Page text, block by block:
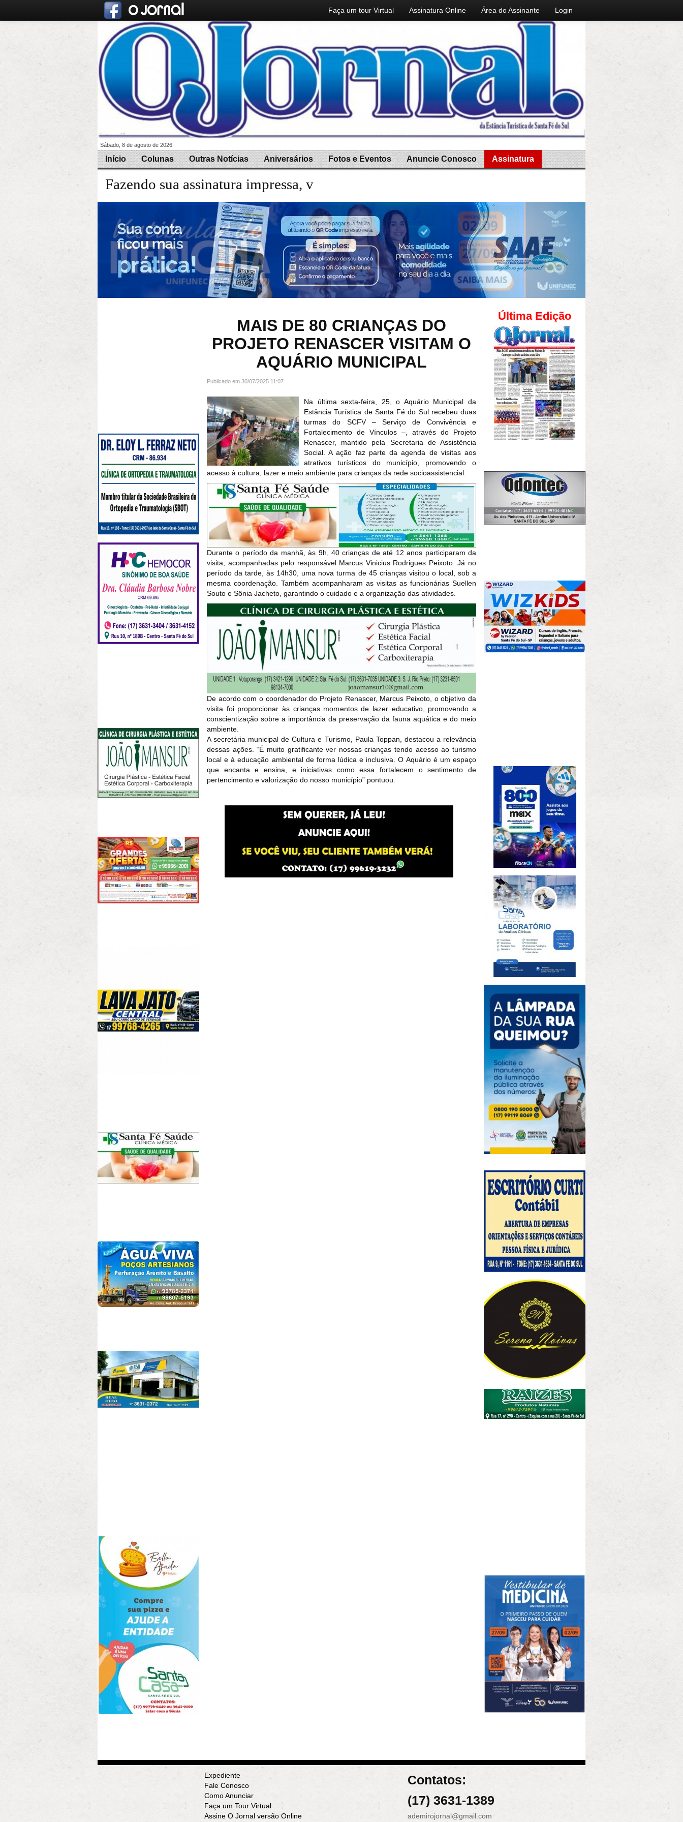
Faça um tour Virtual Assinatura Online Área do Assinante Login
Sábado, 8 de agosto de 2026
Início Colunas Outras Notícias Aniversários Fotos e Eventos Anuncie Conosco Assinatura
Fazendo sua assinatura impressa, você ganha a
MAIS DE 80 CRIANÇAS DO
PROJETO RENASCER VISITAM O
AQUÁRIO MUNICIPAL
Publicado em 30/07/2025 11:07
Na última sexta-feira, 25, o Aquário Municipal da
Estância Turística de Santa Fé do Sul recebeu duas
turmas do SCFV – Serviço de Convivência e
Fortalecimento de Vínculos –, através do Projeto
Renascer, mantido pela Secretaria de Assistência
Social. A ação faz parte da agenda de visitas aos
atrativos turísticos do município, promovendo o
acesso à cultura, lazer e meio ambiente para crianças da rede socioassistencial.
Durante o período da manhã, às 9h, 40 crianças de até 12 anos participaram da
visita, acompanhadas pelo responsável Marcus Vinicius Rodrigues Peixoto. Já no
período da tarde, às 14h30, uma nova turma de 45 crianças visitou o local, sob a
mesma coordenação. Também acompanharam as visitas as funcionárias Suellen
Souto e Sônia Jacheto, garantindo o cuidado e a organização das atividades.
De acordo com o coordenador do Projeto Renascer, Marcus Peixoto, o objetivo da
visita foi proporcionar às crianças momentos de lazer educativo, promovendo a
conscientização sobre a importância da preservação da fauna aquática e do meio
ambiente.
A secretária municipal de Cultura e Turismo, Paula Toppan, destacou a relevância
dessas ações. “É muito gratificante ver nossas crianças tendo acesso ao turismo
local e à educação ambiental de forma lúdica e inclusiva. O Aquário é um espaço
que encanta e ensina, e iniciativas como essa fortalecem o sentimento de
pertencimento e valorização do nosso município” pontuou.
Última Edição
Expediente
Fale Conosco
Como Anunciar
Faça um Tour Virtual
Assine O Jornal versão Online
Contatos:
(17) 3631-1389
ademirojornal@gmail.com